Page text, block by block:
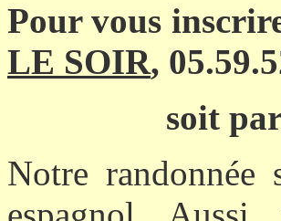
Pour vous
LE SOIR,
soit
Notre randonnée